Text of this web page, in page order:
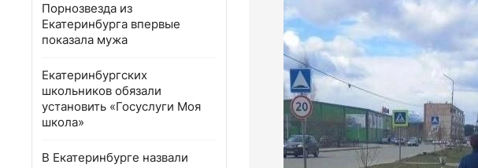
Порнозвезда из
Екатеринбурга впервые
показала мужа
Екатеринбургских
школьников обязали
установить «Госуслуги Моя
школа»
В Екатеринбурге назвали